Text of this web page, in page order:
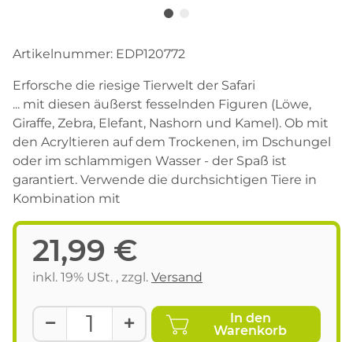
Artikelnummer: EDP120772
Erforsche die riesige Tierwelt der Safari
... mit diesen äußerst fesselnden Figuren (Löwe,
Giraffe, Zebra, Elefant, Nashorn und Kamel). Ob mit
den Acryltieren auf dem Trockenen, im Dschungel
oder im schlammigen Wasser - der Spaß ist
garantiert. Verwende die durchsichtigen Tiere in
Kombination mit
21,99 €
inkl. 19% USt. , zzgl. Versand
In den
Warenkorb